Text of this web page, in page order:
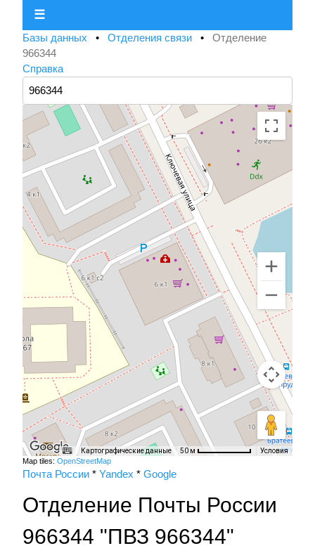
☰
Базы данных • Отделения связи • Отделение
966344
Справка
Картографические данные 50 м Условия
Map tiles: OpenStreetMap
Почта России * Yandex * Google
Отделение Почты России
966344 "ПВЗ 966344"